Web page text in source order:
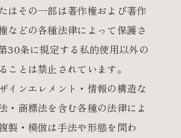
はその一部は著作権および著作
などの各種法律によって保護さ
30条に規定する私的使用以外の
ことは禁止されています。
インエレメント・情報の構造な
・商標法を含む各種の法律によ
製・模倣は手法や形態を問わ